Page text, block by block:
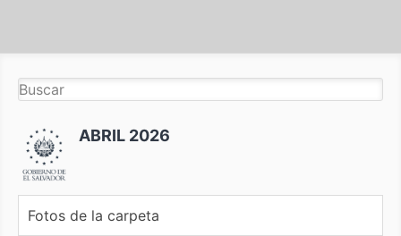
ABRIL 2026
Fotos de la carpeta